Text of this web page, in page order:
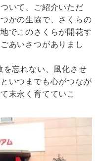
いて、ご紹介いただ
かの生協で、さくらの
でこのさくらが開花す
あいさつがありまし
忘れない、風化させ
いつまでも心がつなが
末永く育てていこ